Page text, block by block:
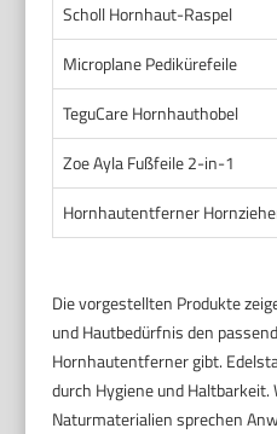
Scholl Hornhaut-Raspel
Microplane Pedikürefeile
TeguCare Hornhauthobel
Zoe Ayla Fußfeile 2-in-1
Hornhautentferner
Die vorgestellten Produkte
und Hautbedürfnis den
Hornhautentferner gibt.
durch Hygiene und Haltbarkeit.
Naturmaterialien sprechen